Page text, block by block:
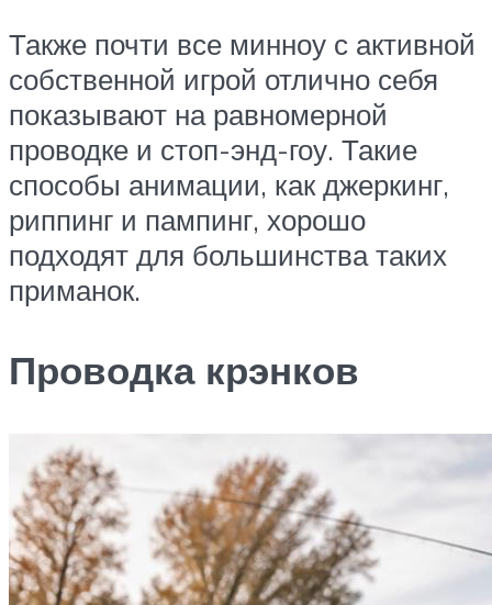
Также почти все минноу с активной
собственной игрой отлично себя
показывают на равномерной
проводке и стоп-энд-гоу. Такие
способы анимации, как джеркинг,
риппинг и пампинг, хорошо
подходят для большинства таких
приманок.
Проводка крэнков